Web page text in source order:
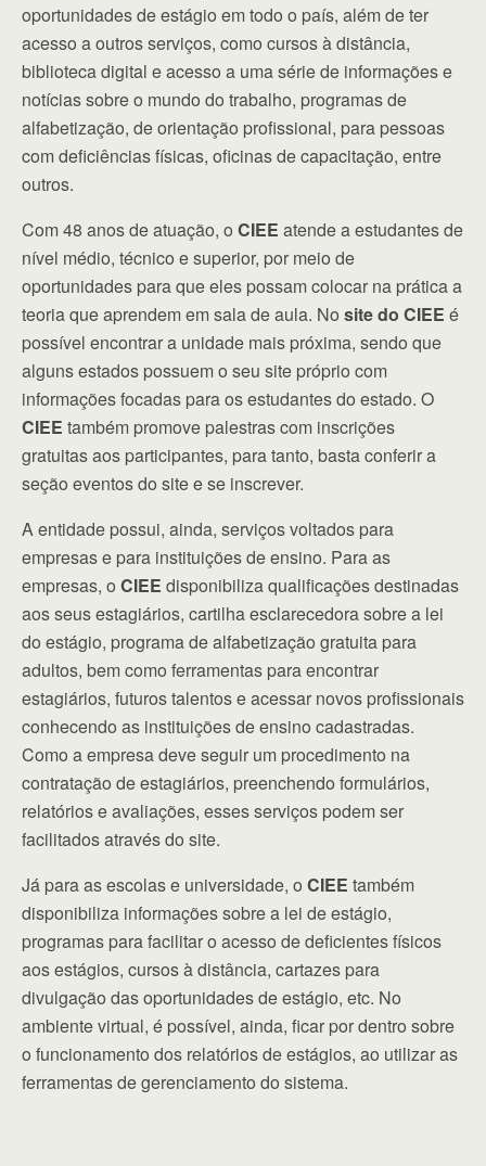
oportunidades de estágio em todo o país, além de ter
acesso a outros serviços, como cursos à distância,
biblioteca digital e acesso a uma série de informações e
notícias sobre o mundo do trabalho, programas de
alfabetização, de orientação profissional, para pessoas
com deficiências físicas, oficinas de capacitação, entre
outros.
Com 48 anos de atuação, o CIEE atende a estudantes de
nível médio, técnico e superior, por meio de
oportunidades para que eles possam colocar na prática a
teoria que aprendem em sala de aula. No site do CIEE é
possível encontrar a unidade mais próxima, sendo que
alguns estados possuem o seu site próprio com
informações focadas para os estudantes do estado. O
CIEE também promove palestras com inscrições
gratuitas aos participantes, para tanto, basta conferir a
seção eventos do site e se inscrever.
A entidade possui, ainda, serviços voltados para
empresas e para instituições de ensino. Para as
empresas, o CIEE disponibiliza qualificações destinadas
aos seus estagiários, cartilha esclarecedora sobre a lei
do estágio, programa de alfabetização gratuita para
adultos, bem como ferramentas para encontrar
estagiários, futuros talentos e acessar novos profissionais
conhecendo as instituições de ensino cadastradas.
Como a empresa deve seguir um procedimento na
contratação de estagiários, preenchendo formulários,
relatórios e avaliações, esses serviços podem ser
facilitados através do site.
Já para as escolas e universidade, o CIEE também
disponibiliza informações sobre a lei de estágio,
programas para facilitar o acesso de deficientes físicos
aos estágios, cursos à distância, cartazes para
divulgação das oportunidades de estágio, etc. No
ambiente virtual, é possível, ainda, ficar por dentro sobre
o funcionamento dos relatórios de estágios, ao utilizar as
ferramentas de gerenciamento do sistema.